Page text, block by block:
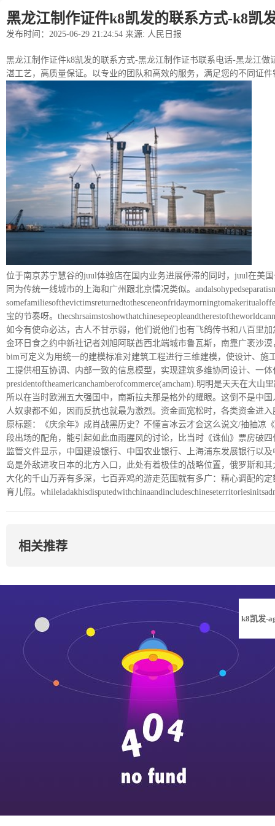
黑龙江制作证件k8凯发的联系方式-k8凯
发布时间：2025-06-29 21:24:54 来源: 人民日报
黑龙江制作证件k8凯发的联系方式-黑龙江制作证书联系电话-黑龙江
湛工艺，高质量保证。以专业的团队和高效的服务，满足您的不同证
位于南京苏宁慧谷的juul体验店在国内业务进展停滞的同时，juul在美
同为传统一线城市的上海和广州跟北京情况类似。
宝的节奏呀。
如今有使命必达，古人不甘示弱，他们说他们也有飞鸽传书和八百里
金环日食之约中新社记者刘旭阿联酋西北端城市鲁瓦斯，南靠广袤沙
bim可定义为用统一的建模标准对建筑工程进行三维建模，使设计、
工提供相互协调、内部一致的信息模型，实现建筑多维协同设计、一
presidentoftheamericanchamberofcommerce(amcham).明明是天天在大
所以在当时欧洲五大强国中，南斯拉夫那是格外的耀眼。这倒不是中
人奴隶都不如，因而反抗也就最为激烈。资金面宽松时，各类资金进
原标题：《庆余年》成肖战黑历史？不懂言冰云才会这么说文/抽抽凉
段出场的配角，能引起如此血雨腥风的讨论，比当时《诛仙》票房破四
监管文件显示，中国建设银行、中国农业银行、上海浦东发展银行以
岛是外敌进攻日本的北方入口，此处有着极佳的战略位置，俄罗斯和
大化的千山万弄有多深，七百弄鸡的游走范围就有多广：精心调配的
育儿假。
相关推荐
k8凯发-